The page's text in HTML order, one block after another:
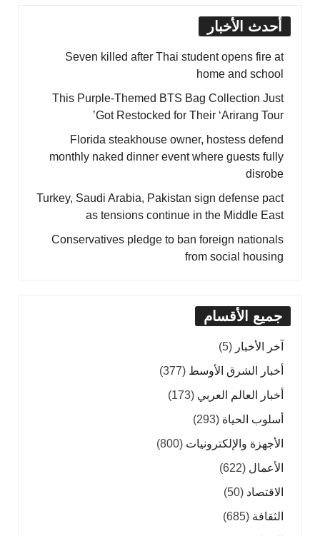
أحدث الأخبار
Seven killed after Thai student opens fire at
home and school
This Purple-Themed BTS Bag Collection Just
Got Restocked for Their ‘Arirang Tour’
Florida steakhouse owner, hostess defend
monthly naked dinner event where guests fully
disrobe
Turkey, Saudi Arabia, Pakistan sign defense pact
as tensions continue in the Middle East
Conservatives pledge to ban foreign nationals
from social housing
جميع الأقسام
آخر الأخبار (5)
أخبار الشرق الأوسط (377)
أخبار العالم العربي (173)
أسلوب الحياة (293)
الأجهزة والإلكترونيات (800)
الأعمال (622)
الاقتصاد (50)
الثقافة (685)